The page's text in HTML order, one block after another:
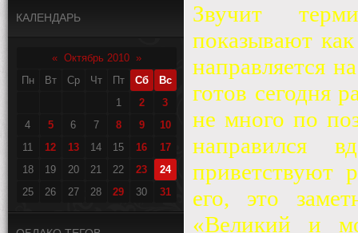
КАЛЕНДАРЬ
« Октябрь 2010 »
Пн
Вт Ср Чт Пт Сб
Вс
1
2
3
4
5 6 7 8 9
10
11
12 13 14 15 16
17
18
19 20 21 22 23
24
25
26 27 28 29 30 31
Звучит
показывают
направляется
готов сегодня
не много по
направился
приветствуют
его, это
«Великий и